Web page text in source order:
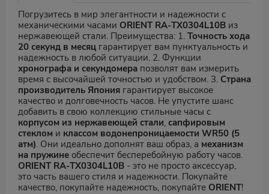
Погрузитесь в мир элегантности и надежности с
механическими часами ORIENT RA-TX0304L10B из
нержавеющей стали. Преимущества: 1. Точность хода
20 секунд в месяц гарантирует вам пунктуальность и
надежность в любой ситуации. 2. Функции
хронографа и секундомера позволят вам измерить
время с высочайшей точностью и удобством. 3. Страна
производитель Япония гарантирует высокое
качество и долговечность часов. Не упустите шанс
добавить в свою коллекцию стильные часы с
корпусом из нержавеющей стали, сапфировым
стеклом и классом водонепроницаемости WR50 (5
атм). Они идеально дополнят ваш образ, а механизм
на пружине обеспечит бесперебойную работу часов.
ORIENT RA-TX0304L10B - это не просто аксессуар,
это часть вашего стиля и надежности. Покупайте
качество, покупайте надежность, покупайте ORIENT!